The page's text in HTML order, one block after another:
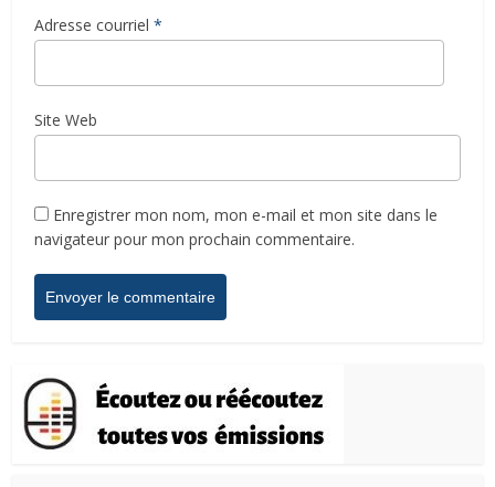
Adresse courriel *
Site Web
Enregistrer mon nom, mon e-mail et mon site dans le
navigateur pour mon prochain commentaire.